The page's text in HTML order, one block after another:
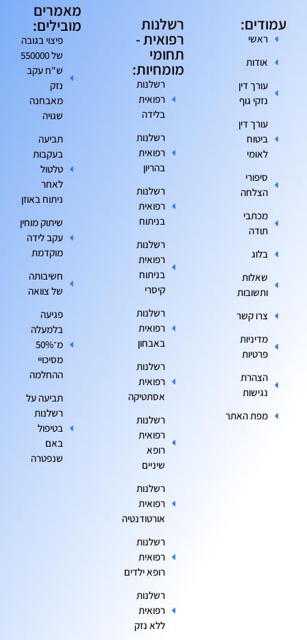
עמודים:
ראשי
אודות
עורך דין
נזקי גוף
עורך דין
ביטוח
לאומי
סיפורי
הצלחה
מכתבי
תודה
בלוג
שאלות
ותשובות
צרו קשר
מדיניות
פרטיות
הצהרת
נגישות
מפת האתר
רשלנות
רפואית -
תחומי
מומחיות:
רשלנות
רפואית
בלידה
רשלנות
רפואית
בהריון
רשלנות
רפואית
בניתוח
רשלנות
רפואית
בניתוח
קיסרי
רשלנות
רפואית
באבחון
רשלנות
רפואית
אסתטיקה
רשלנות
רפואית
רופא
שיניים
רשלנות
רפואית
אורטודנטיה
רשלנות
רפואית
רופא ילדים
רשלנות
רפואית
ללא נזק
מאמרים
מובילים:
פיצוי בגובה
של 550000
ש"ח עקב
נזק
מאבחנה
שגויה
תביעה
בעקבות
טלטול
לאחר
ניתוח באוזן
שיתוק מוחין
עקב לידה
מוקדמת
חשיבותה
של צוואה
פגיעה
בלמעלה
מ־50%
מסיכויי
ההחלמה
תביעה על
רשלנות
בטיפול
באם
שנפטרה